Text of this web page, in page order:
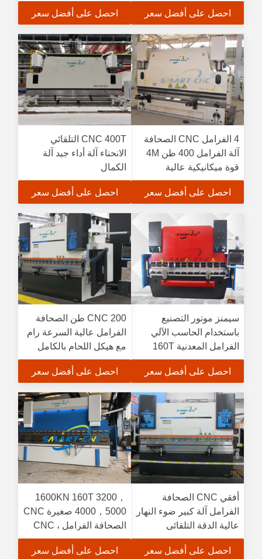
تأثير
احصل على أفضل سعر
الفرامل آلة ل 20 MM
سمك الفولاذ الطري
احصل على أفضل سعر
4 الفرامل CNC الصحافة
آلة الفرامل 400 طن 4M
قوة ميكانيكية عالية
احصل على أفضل سعر
CNC 400T التلقائي
الانحناء آلة أداء جيد آلة
الكمال
احصل على أفضل سعر
سيمنز موتور التصنيع
باستخدام الحاسب الآلي
الفرامل المعدنية 160T
هيكل ملحومة الشاملة
المعالجة
احصل على أفضل سعر
CNC 200 طن الصحافة
الفرامل عالية السرعة رام
مع هيكل اللحام بالكامل
احصل على أفضل سعر
أفقي CNC الصحافة
الفرامل آلة كبير ضوء النهار
عالية الدقة التلقائي
احصل على أفضل سعر
1600KN 160T 3200，
4000，5000 صغيرة CNC
الصحافة الفرامل ، CNC
الفرامل المعدنية آلة 11KW
المحرك
احصل على أفضل سعر